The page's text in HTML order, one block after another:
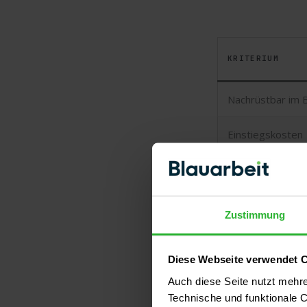
Zustimmung
Diese Webseite verwendet
Auch diese Seite nutzt
Technische und funktionale
KRITERIUM
Nachrüstbar im
Einstiegskosten
Zuverlässigkeit
Sensoren
Erweiterbarkeit
Eignung